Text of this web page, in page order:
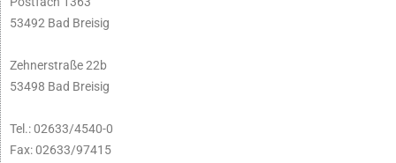
53492 Bad Breisig
Zehnerstraße 22b
53498 Bad Breisig
Tel.: 02633/4540-0
Fax: 02633/97415